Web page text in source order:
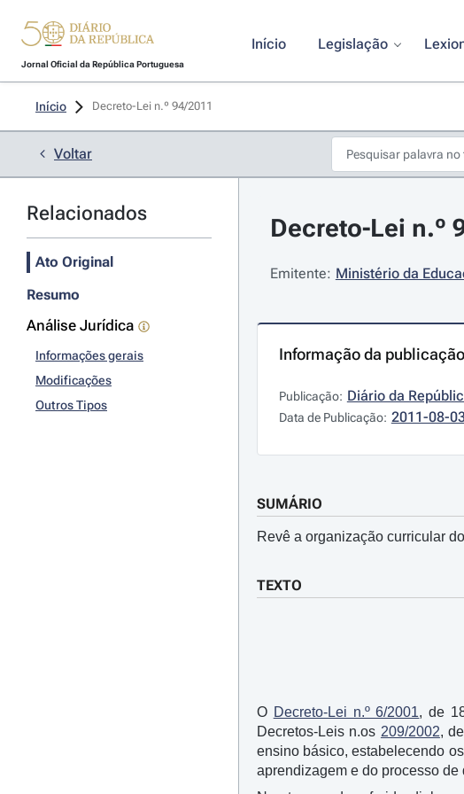
Jornal Oficial da República Portuguesa
Início Legislação
Início Decreto-Lei n.º 94/2011
Voltar
Relacionados
Ato Original
Resumo
Análise Jurídica
Informações gerais
Modificações
Outros Tipos
Decreto-Lei n.º
Emitente: Ministério da
Informação da publicação
Publicação: Diário da
Data de Publicação: 2011-08-
SUMÁRIO
Revê a organização curricular
TEXTO
O Decreto-Lei n.º 6/2001, de
Decretos-Leis n.os 209/2002,
ensino básico, estabelecendo
aprendizagem e do processo